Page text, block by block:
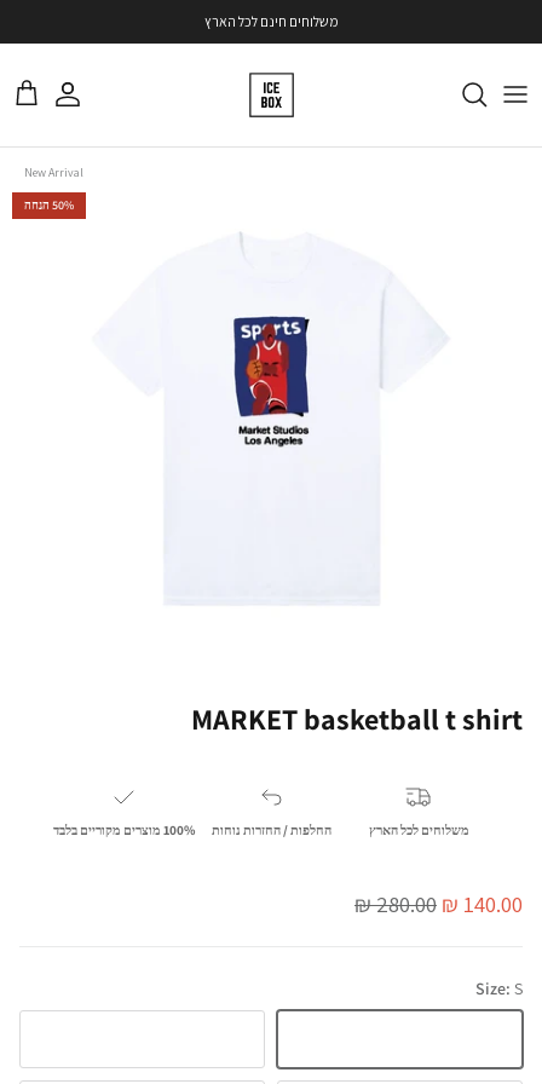
משלוחים חינם לכל הארץ
משתמש
עגלה
New Arrival
50% הנחה
MARKET basketball t shirt
משלוחים לכל הארץ החלפות / החזרות נוחות 100% מוצרים מקוריים בלבד
מחיר מבצע
140.00 ₪ מחיר מלא
280.00 ₪
Size: S